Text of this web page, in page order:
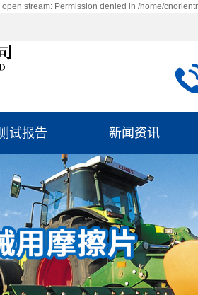
stream: Permission denied in /home/
试报告 新闻资讯